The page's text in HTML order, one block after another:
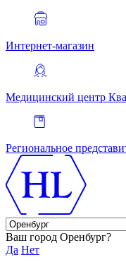
Интернет-магазин
Медицинский центр
Региональное
Ваш город Оренбург?
Да Нет